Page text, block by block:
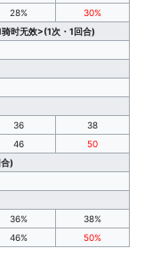
28%
30%
时无效>(1次・1回合)
36
38
46
50
)
36%
38%
46% 50%